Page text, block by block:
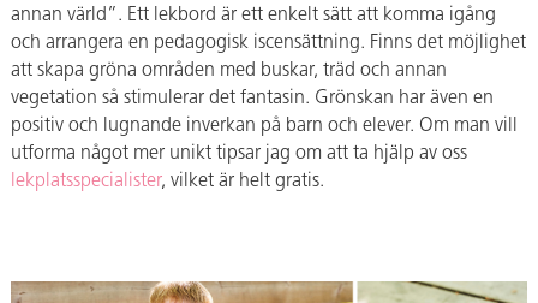
annan värld”. Ett lekbord är ett enkelt sätt att komma igång
och arrangera en pedagogisk iscensättning. Finns det möjlighet
att skapa gröna områden med buskar, träd och annan
vegetation så stimulerar det fantasin. Grönskan har även en
positiv och lugnande inverkan på barn och elever. Om man vill
utforma något mer unikt tipsar jag om att ta hjälp av oss
lekplatsspecialister, vilket är helt gratis.